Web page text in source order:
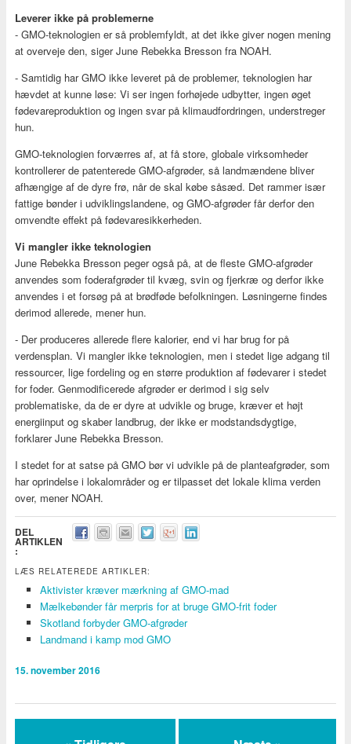
Leverer ikke på problemerne
- GMO-teknologien er så problemfyldt, at det ikke giver nogen mening
at overveje den, siger June Rebekka Bresson fra NOAH.
- Samtidig har GMO ikke leveret på de problemer, teknologien har
hævdet at kunne løse: Vi ser ingen forhøjede udbytter, ingen øget
fødevareproduktion og ingen svar på klimaudfordringen, understreger
hun.
GMO-teknologien forværres af, at få store, globale virksomheder
kontrollerer de patenterede GMO-afgrøder, så landmændene bliver
afhængige af de dyre frø, når de skal købe såsæd. Det rammer især
fattige bønder i udviklingslandene, og GMO-afgrøder får derfor den
omvendte effekt på fødevaresikkerheden.
Vi mangler ikke teknologien
June Rebekka Bresson peger også på, at de fleste GMO-afgrøder
anvendes som foderafgrøder til kvæg, svin og fjerkræ og derfor ikke
anvendes i et forsøg på at brødføde befolkningen. Løsningerne findes
derimod allerede, mener hun.
- Der produceres allerede flere kalorier, end vi har brug for på
verdensplan. Vi mangler ikke teknologien, men i stedet lige adgang til
ressourcer, lige fordeling og en større produktion af fødevarer i stedet
for foder. Genmodificerede afgrøder er derimod i sig selv
problematiske, da de er dyre at udvikle og bruge, kræver et højt
energiinput og skaber landbrug, der ikke er modstandsdygtige,
forklarer June Rebekka Bresson.
I stedet for at satse på GMO bør vi udvikle på de planteafgrøder, som
har oprindelse i lokalområder og er tilpasset det lokale klima verden
over, mener NOAH.
DEL
ARTIKLEN
:
LÆS RELATEREDE ARTIKLER:
Aktivister kræver mærkning af GMO-mad
Mælkebønder får merpris for at bruge GMO-frit foder
Skotland forbyder GMO-afgrøder
Landmand i kamp mod GMO
15. november 2016